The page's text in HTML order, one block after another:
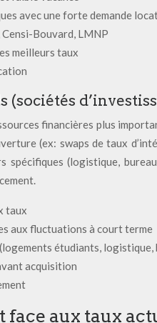
avec une forte demande
Bouvard, LMNP
meilleurs taux
financières plus
(ex: swaps de taux
spécifiques (logistique,
taux
aux fluctuations à court terme
étudiants, logistique,
acquisition
face aux taux